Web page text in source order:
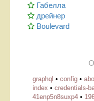
Габелла
дрейнер
Boulevard
graphql • config •
index • credentials-
41enp5n8suxp4 •